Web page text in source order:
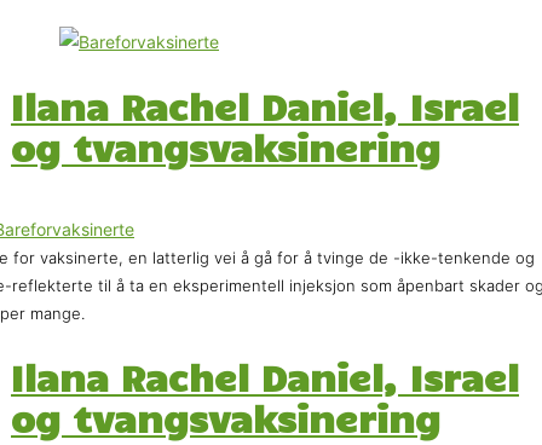
Ilana Rachel Daniel, Israel
og tvangsvaksinering
for vaksinerte, en latterlig vei å gå for å tvinge de -ikke-tenkende og
reflekterte til å ta en eksperimentell injeksjon som åpenbart skader
mange.
Ilana Rachel Daniel, Israel
og tvangsvaksinering